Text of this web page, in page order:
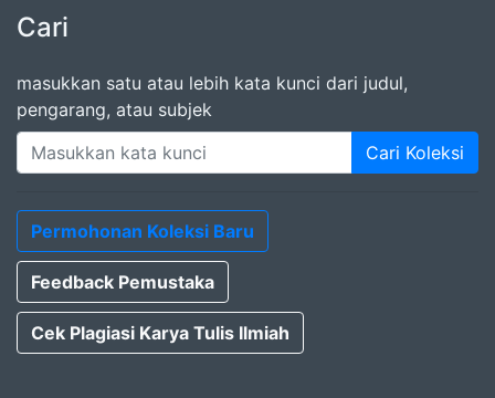
Cari
masukkan satu atau lebih kata kunci dari judul,
pengarang, atau subjek
Cari Koleksi
Permohonan Koleksi Baru
Feedback Pemustaka
Cek Plagiasi Karya Tulis Ilmiah